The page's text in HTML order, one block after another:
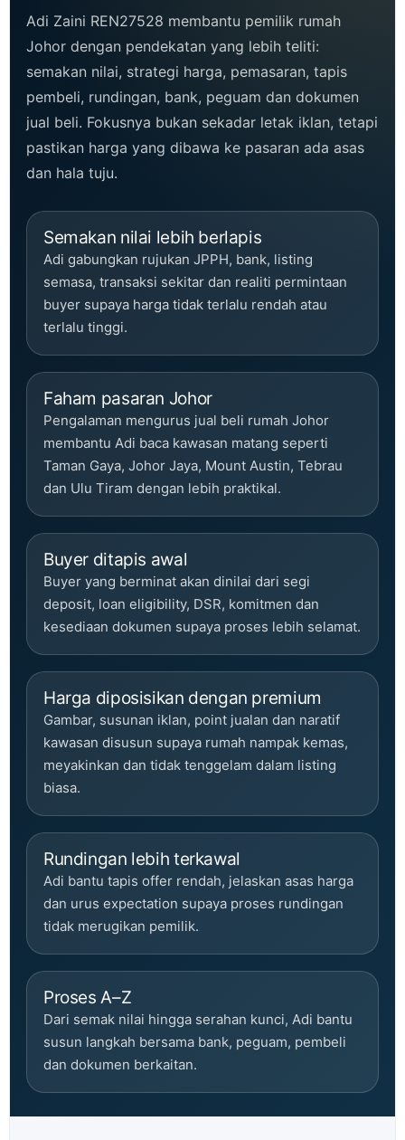
Adi Zaini REN27528 membantu pemilik rumah
Johor dengan pendekatan yang lebih teliti:
semakan nilai, strategi harga, pemasaran, tapis
pembeli, rundingan, bank, peguam dan dokumen
jual beli. Fokusnya bukan sekadar letak iklan, tetapi
pastikan harga yang dibawa ke pasaran ada asas
dan hala tuju.
Semakan nilai lebih berlapis
Adi gabungkan rujukan JPPH, bank, listing
semasa, transaksi sekitar dan realiti permintaan
buyer supaya harga tidak terlalu rendah atau
terlalu tinggi.
Faham pasaran Johor
Pengalaman mengurus jual beli rumah Johor
membantu Adi baca kawasan matang seperti
Taman Gaya, Johor Jaya, Mount Austin, Tebrau
dan Ulu Tiram dengan lebih praktikal.
Buyer ditapis awal
Buyer yang berminat akan dinilai dari segi
deposit, loan eligibility, DSR, komitmen dan
kesediaan dokumen supaya proses lebih selamat.
Harga diposisikan dengan premium
Gambar, susunan iklan, point jualan dan naratif
kawasan disusun supaya rumah nampak kemas,
meyakinkan dan tidak tenggelam dalam listing
biasa.
Rundingan lebih terkawal
Adi bantu tapis offer rendah, jelaskan asas harga
dan urus expectation supaya proses rundingan
tidak merugikan pemilik.
Proses A–Z
Dari semak nilai hingga serahan kunci, Adi bantu
susun langkah bersama bank, peguam, pembeli
dan dokumen berkaitan.